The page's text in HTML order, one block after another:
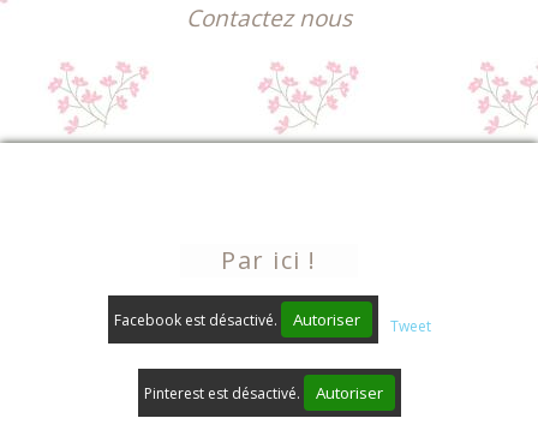
Contactez nous
Par ici !
Facebook est désactivé. Autoriser Tweet
Pinterest est désactivé. Autoriser